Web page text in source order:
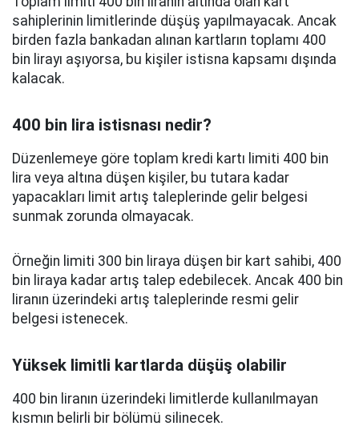
sahiplerinin limitlerinde düşüş yapılmayacak. Ancak
birden fazla bankadan alınan kartların toplamı 400
bin lirayı aşıyorsa, bu kişiler istisna kapsamı dışında
kalacak.
400 bin lira istisnası nedir?
Düzenlemeye göre toplam kredi kartı limiti 400 bin
lira veya altına düşen kişiler, bu tutara kadar
yapacakları limit artış taleplerinde gelir belgesi
sunmak zorunda olmayacak.
Örneğin limiti 300 bin liraya düşen bir kart sahibi, 400
bin liraya kadar artış talep edebilecek. Ancak 400 bin
liranın üzerindeki artış taleplerinde resmi gelir
belgesi istenecek.
Yüksek limitli kartlarda düşüş olabilir
400 bin liranın üzerindeki limitlerde kullanılmayan
kısmın belirli bir bölümü silinecek.